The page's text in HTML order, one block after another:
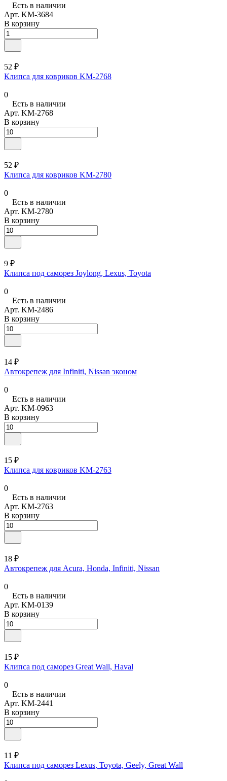
Есть в наличии
Арт. KM-3684
В корзину
52 ₽
Клипса для ковриков KM-2768
0
Есть в наличии
Арт. KM-2768
В корзину
52 ₽
Клипса для ковриков KM-2780
0
Есть в наличии
Арт. KM-2780
В корзину
9 ₽
Клипса под саморез Joylong, Lexus, Toyota
0
Есть в наличии
Арт. KM-2486
В корзину
14 ₽
Автокрепеж для Infiniti, Nissan эконом
0
Есть в наличии
Арт. KM-0963
В корзину
15 ₽
Клипса для ковриков KM-2763
0
Есть в наличии
Арт. KM-2763
В корзину
18 ₽
Автокрепеж для Acura, Honda, Infiniti, Nissan
0
Есть в наличии
Арт. KM-0139
В корзину
15 ₽
Клипса под саморез Great Wall, Haval
0
Есть в наличии
Арт. KM-2441
В корзину
11 ₽
Клипса под саморез Lexus, Toyota, Geely, Great Wall